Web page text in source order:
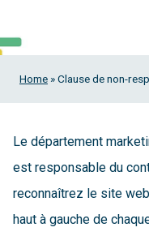
Home »Clause de non-
Le département
est responsable du
reconnaîtrez le site
haut à gauche de